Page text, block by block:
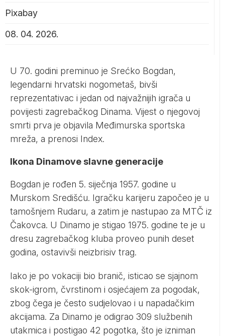
Pixabay
08. 04. 2026.
U 70. godini preminuo je Srećko Bogdan,
legendarni hrvatski nogometaš, bivši
reprezentativac i jedan od najvažnijih igrača u
povijesti zagrebačkog Dinama. Vijest o njegovoj
smrti prva je objavila Međimurska sportska
mreža, a prenosi Index.
Ikona Dinamove slavne generacije
Bogdan je rođen 5. siječnja 1957. godine u
Murskom Središću. Igračku karijeru započeo je u
tamošnjem Rudaru, a zatim je nastupao za MTČ iz
Čakovca. U Dinamo je stigao 1975. godine te je u
dresu zagrebačkog kluba proveo punih deset
godina, ostavivši neizbrisiv trag.
Iako je po vokaciji bio branič, isticao se sjajnom
skok-igrom, čvrstinom i osjećajem za pogodak,
zbog čega je često sudjelovao i u napadačkim
akcijama. Za Dinamo je odigrao 309 službenih
utakmica i postigao 42 pogotka, što je izniman